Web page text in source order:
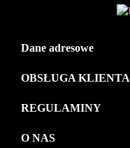
Dane adresowe
OBSŁUGA KLIENTA
REGULAMINY
O NAS